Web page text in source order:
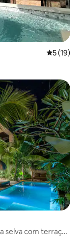
5 de uma
5 (19)
selva com terraço